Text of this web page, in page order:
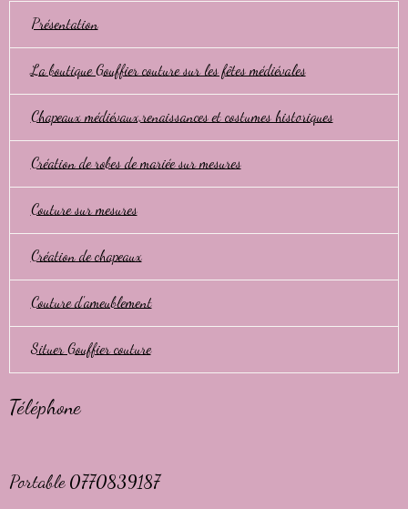
Présentation
La boutique Gouffier couture sur les fêtes médiévales
Chapeaux médiévaux,renaissances et costumes historiques
Création de robes de mariée sur mesures
Couture sur mesures
Création de chapeaux
Couture d'ameublement
Situer Gouffier couture
Téléphone
Portable 0770839187